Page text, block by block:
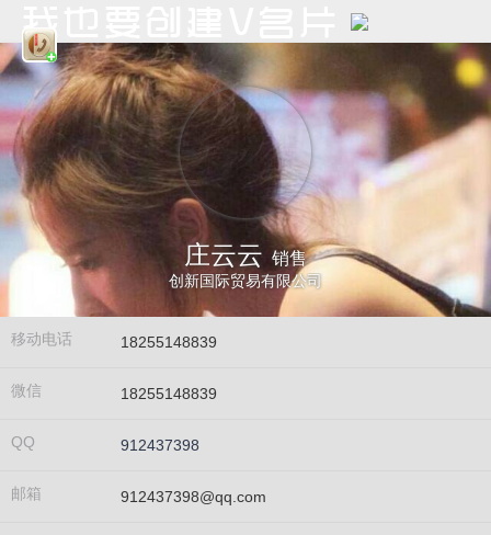
庄云云 销售
创新国际贸易有限公司
移动电话 18255148839
微信 18255148839
QQ 912437398
邮箱 912437398@qq.com